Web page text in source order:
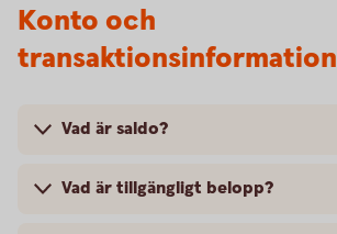
Konto och
transaktionsinformation
Vad är saldo?
Vad är tillgängligt belopp?